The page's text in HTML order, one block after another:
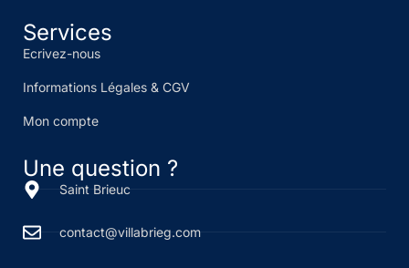
Services
Ecrivez-nous
Informations Légales & CGV
Mon compte
Une question ?
Saint Brieuc
contact@villabrieg.com